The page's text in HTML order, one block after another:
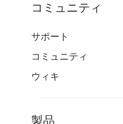
コミュニティ
サポート
コミュニティ
ウィキ
製品